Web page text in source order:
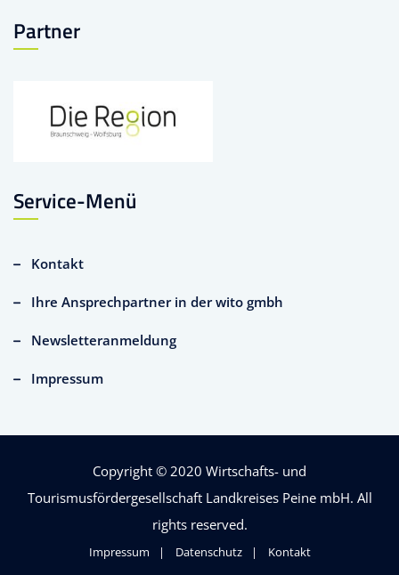
Partner
Service-Menü
Kontakt
Ihre Ansprechpartner in der wito gmbh
Newsletteranmeldung
Impressum
Copyright © 2020 Wirtschafts- und
Tourismusfördergesellschaft Landkreises Peine mbH. All
rights reserved.
Impressum Datenschutz Kontakt